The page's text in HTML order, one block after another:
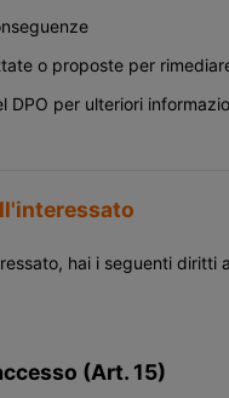
o proposte per
DPO per ulteriori
hai i seguenti diritti
(Art. 15)